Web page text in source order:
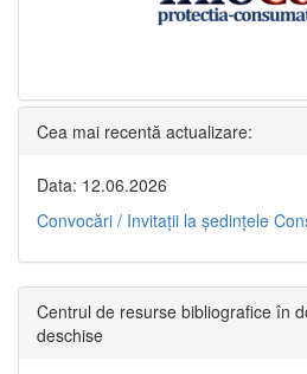
Cea mai recentă actualizare:
Data: 12.06.2026
Convocări / Invitaţii la şedinţele
Centrul de resurse bibliografice în
deschise